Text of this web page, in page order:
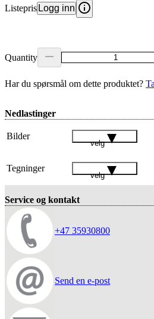
Listepris Logg inn
Quantity
Har du spørsmål om dette produktet?
Nedlastinger
Bilder
velg
Tegninger
velg
Service og kontakt
+47 35930800
Send en e-post